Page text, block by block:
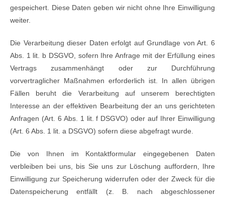
gespeichert. Diese Daten geben wir nicht ohne Ihre Einwilligung
weiter.
Die Verarbeitung dieser Daten erfolgt auf Grundlage von Art. 6
Abs. 1 lit. b DSGVO, sofern Ihre Anfrage mit der Erfüllung eines
Vertrags zusammenhängt oder zur Durchführung
vorvertraglicher Maßnahmen erforderlich ist. In allen übrigen
Fällen beruht die Verarbeitung auf unserem berechtigten
Interesse an der effektiven Bearbeitung der an uns gerichteten
Anfragen (Art. 6 Abs. 1 lit. f DSGVO) oder auf Ihrer Einwilligung
(Art. 6 Abs. 1 lit. a DSGVO) sofern diese abgefragt wurde.
Die von Ihnen im Kontaktformular eingegebenen Daten
verbleiben bei uns, bis Sie uns zur Löschung auffordern, Ihre
Einwilligung zur Speicherung widerrufen oder der Zweck für die
Datenspeicherung entfällt (z. B. nach abgeschlossener